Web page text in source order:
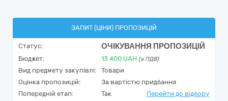
ЗАПИТ (ЦІНИ) ПРОПОЗИЦІЙ
Статус: ОЧІКУВАННЯ ПРОПОЗИЦІЙ
Бюджет: 13 400 UAH (з ПДВ)
Вид предмету закупівлі:
Товари
Оцінка пропозицій:
За вартістю придбання
Попередній етап:
Так Перейти до відбору